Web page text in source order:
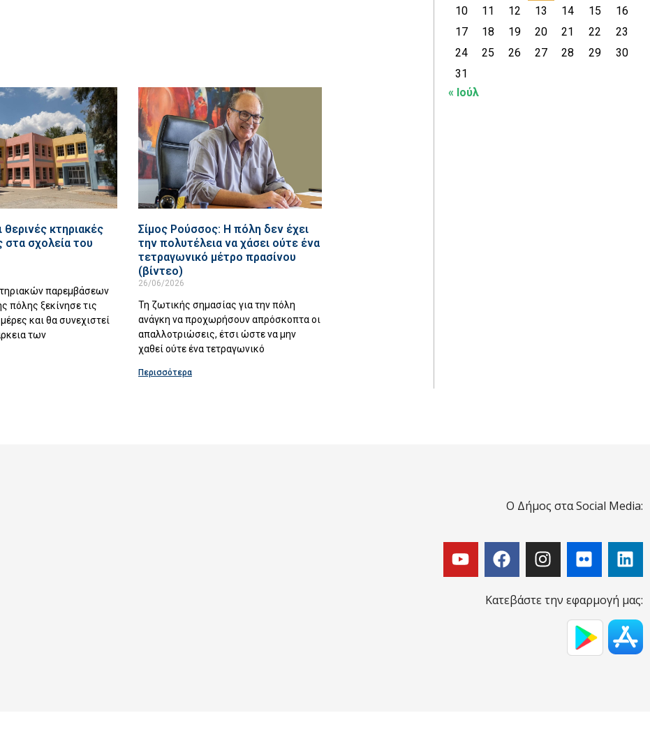
θερινές κτηριακές
στα σχολεία του
παρεμβάσεων
πόλης ξεκίνησε τις
και θα συνεχιστεί
των
Σίμος Ρούσσος: Η πόλη δεν έχει
την πολυτέλεια να χάσει ούτε ένα
τετραγωνικό μέτρο πρασίνου
(βίντεο)
26/06/2026
Τη ζωτικής σημασίας για την πόλη
ανάγκη να προχωρήσουν απρόσκοπτα οι
απαλλοτριώσεις, έτσι ώστε να μην
χαθεί ούτε ένα τετραγωνικό
Περισσότερα
10
11 12 13 14 15
16
17
18 19 20 21 22
23
24
25 26 27 28 29
30
31
« Ιούλ
Ο Δήμος στα Social Media:
Κατεβάστε την εφαρμογή μας: